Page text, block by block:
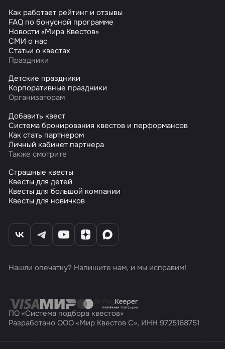
Как работает рейтинг и отзывы
FAQ по бонусной программе
Новости «Мира Квестов»
СМИ о нас
Статьи о квестах
Праздники
Детские праздники
Корпоративные праздники
Организаторам
Добавить квест
Система бронирования квестов и перформансов
Как стать партнером
Личный кабинет партнера
Также смотрите
Страшные квесты
Квесты для детей
Квесты для большой компании
Квесты для новичков
Нашли опечатку? Напишите нам, и мы исправим!
ПО «Система подбора квестов»
Разработано ООО «Мир Квестов С», ИНН 9725168751